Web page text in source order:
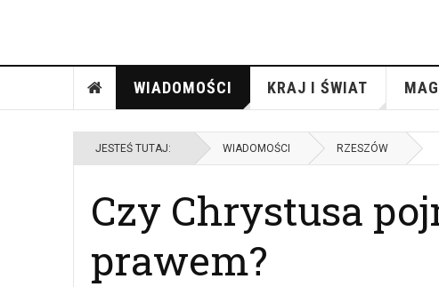
WIADOMOŚCI KRAJ I ŚWIAT
JESTEŚ TUTAJ: WIADOMOŚCI RZESZÓW
Czy Chrystusa
prawem?